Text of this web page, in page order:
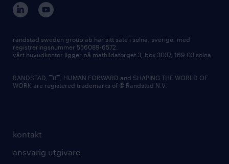
kontakt
ansvarig utgivare
randstad sweden group ab har sitt säte i solna, sverige, med
registreringsnummer 556089-6572.
vårt huvudkontor ligger på mathildatorget 3, box 3037, 169 03 solna.
RANDSTAD,
, HUMAN FORWARD and SHAPING THE WORLD OF
WORK are registered trademarks of © Randstad N.V.